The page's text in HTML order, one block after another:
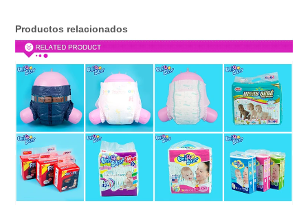
Productos relacionados